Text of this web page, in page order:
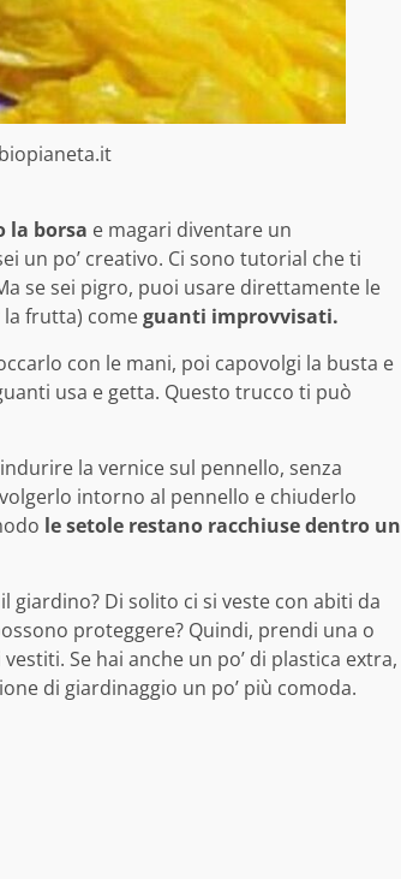
la borsa e magari diventare un
un po’ creativo. Ci sono tutorial che ti
se sei pigro, puoi usare direttamente le
frutta) comeguanti improvvisati.
con le mani, poi capovolgi la busta e
usa e getta. Questo trucco ti può
la vernice sul pennello, senza
intorno al pennello e chiuderlo
le setole restano racchiuse dentro un
Di solito ci si veste con abiti da
proteggere? Quindi, prendi una o
Se hai anche un po’ di plastica extra,
di giardinaggio un po’ più comoda.